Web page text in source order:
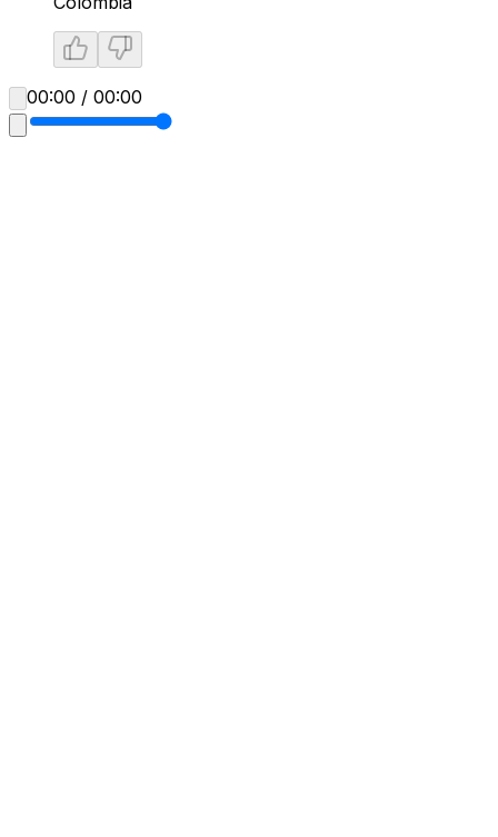
00:00 / 00:00